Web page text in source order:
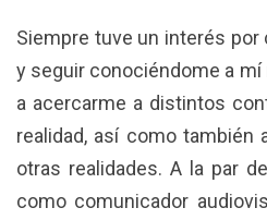
Siempre tuve un interés por
y seguir conociéndome a
a acercarme a distintos
realidad, así como también
otras realidades. A la par
como comunicador